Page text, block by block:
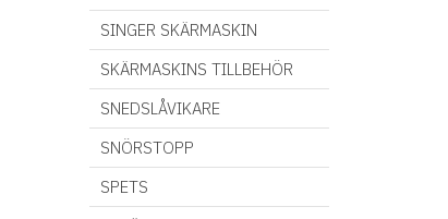
SINGER SKÄRMASKIN
SKÄRMASKINS TILLBEHÖR
SNEDSLÅVIKARE
SNÖRSTOPP
SPETS